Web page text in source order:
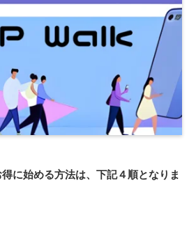
に始める方法は、下記４順となりま